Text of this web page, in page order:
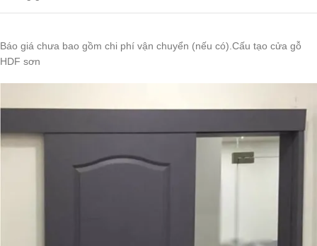
Báo giá chưa bao gồm chi phí vận chuyển (nếu có).Cấu tạo cửa gỗ
HDF sơn